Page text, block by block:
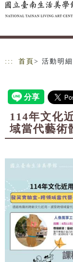
跳到主要內容
網站導覽
::: 首頁 > 活動明細
114年文化
域當代藝術